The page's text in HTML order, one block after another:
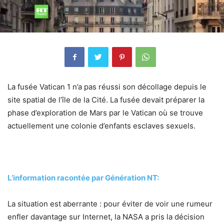
La fusée Vatican 1 n’a pas réussi son décollage depuis le
site spatial de l’île de la Cité. La fusée devait préparer la
phase d’exploration de Mars par le Vatican où se trouve
actuellement une colonie d’enfants esclaves sexuels.
L’information racontée par Génération NT:
La situation est aberrante : pour éviter de voir une rumeur
enfler davantage sur Internet, la NASA a pris la décision